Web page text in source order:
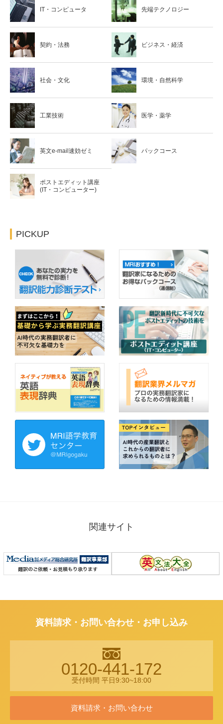
IT・コンピュータ 先端テクノロジー
契約・法務 ビジネス・経済
社会・文化 環境・自然科学
工業技術 医学・薬学
英文e-mail速効ゼミ パックコース
ポストエディット講座
(IT・コンピューター)
PICKUP
関連サイト
資料請求・お問い合わせ・お申し込み
0120-441-172
受付時間 平日9:30~18:00
資料請求・お問い合わせ